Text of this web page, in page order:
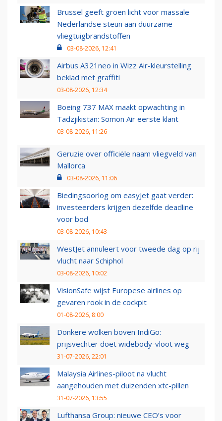
Brussel geeft groen licht voor massale
Nederlandse steun aan duurzame
vliegtuigbrandstoffen
03-08-2026, 12:41
Airbus A321neo in Wizz Air-kleurstelling
beklad met graffiti
03-08-2026, 12:34
Boeing 737 MAX maakt opwachting in
Tadzjikistan: Somon Air eerste klant
03-08-2026, 11:26
Geruzie over officiële naam vliegveld van
Mallorca
03-08-2026, 11:06
Biedingsoorlog om easyJet gaat verder:
investeerders krijgen dezelfde deadline
voor bod
03-08-2026, 10:43
WestJet annuleert voor tweede dag op rij
vlucht naar Schiphol
03-08-2026, 10:02
VisionSafe wijst Europese airlines op
gevaren rook in de cockpit
01-08-2026, 8:00
Donkere wolken boven IndiGo:
prijsvechter doet widebody-vloot weg
31-07-2026, 22:01
Malaysia Airlines-piloot na vlucht
aangehouden met duizenden xtc-pillen
31-07-2026, 13:55
Lufthansa Group: nieuwe CEO’s voor